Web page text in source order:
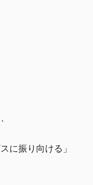
に振り向ける」